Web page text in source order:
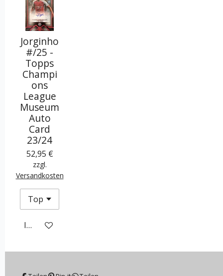
Jorginho
#/25 -
Topps
Champi
ons
League
Museum
Auto
Card
23/24
52,95 €
zzgl.
Versandkosten
In den Warenkorb